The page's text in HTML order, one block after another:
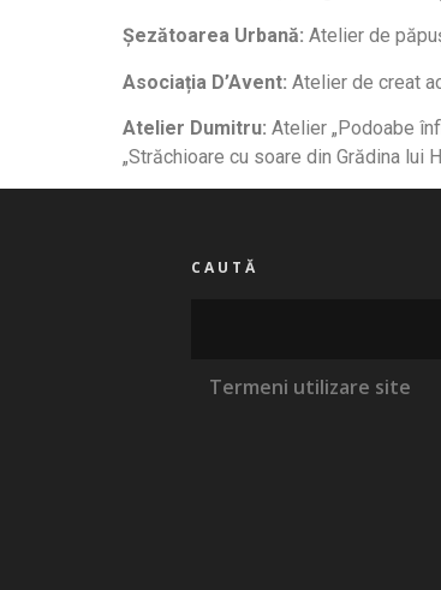
Șezătoarea Urbană: Atelier de
Asociația D’Avent: Atelier de creat
Atelier Dumitru: Atelier „Podoabe
„Străchioare cu soare din Grădina
CAUTĂ
Termeni utilizare site